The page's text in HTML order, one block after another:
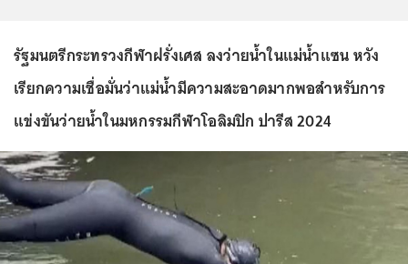
รัฐมนตรีกระทรวงกีฬาฝรั่งเศส ลงว่ายน้ำในแม่น้ำแซน หวัง
เรียกความเชื่อมั่นว่าแม่น้ำมีความสะอาดมากพอสำหรับการ
แข่งขันว่ายน้ำในมหกรรมกีฬาโอลิมปิก ปารีส 2024